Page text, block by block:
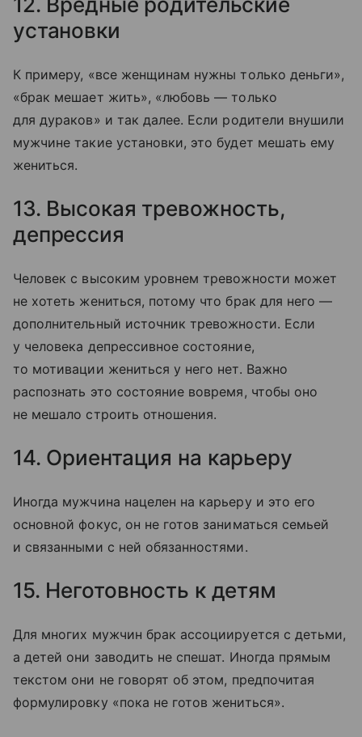
установки
К примеру, «все женщинам нужны только деньги»,
«брак мешает жить», «любовь — только
для дураков» и так далее. Если родители внушили
мужчине такие установки, это будет мешать ему
жениться.
13. Высокая тревожность,
депрессия
Человек с высоким уровнем тревожности может
не хотеть жениться, потому что брак для него —
дополнительный источник тревожности. Если
у человека депрессивное состояние,
то мотивации жениться у него нет. Важно
распознать это состояние вовремя, чтобы оно
не мешало строить отношения.
14. Ориентация на карьеру
Иногда мужчина нацелен на карьеру и это его
основной фокус, он не готов заниматься семьей
и связанными с ней обязанностями.
15. Неготовность к детям
Для многих мужчин брак ассоциируется с детьми,
а детей они заводить не спешат. Иногда прямым
текстом они не говорят об этом, предпочитая
формулировку «пока не готов жениться».